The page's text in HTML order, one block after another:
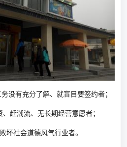
没有充分了解、就盲目要签约者；
赶潮流、无长期经营意愿者；
坏社会道德风气行业者。